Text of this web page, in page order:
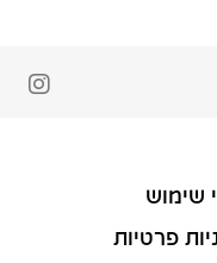
שימוש
פרטיות